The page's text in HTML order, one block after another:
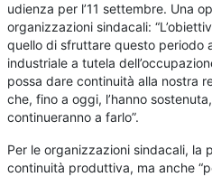
udienza per l’11 settembre. Una
organizzazioni sindacali:
quello di sfruttare questo periodo
industriale a tutela
possa dare continuità alla nostra
che, fino a oggi, l’hanno
continueranno a farlo”.
Per le organizzazioni sindacali, la
continuità produttiva, ma anche